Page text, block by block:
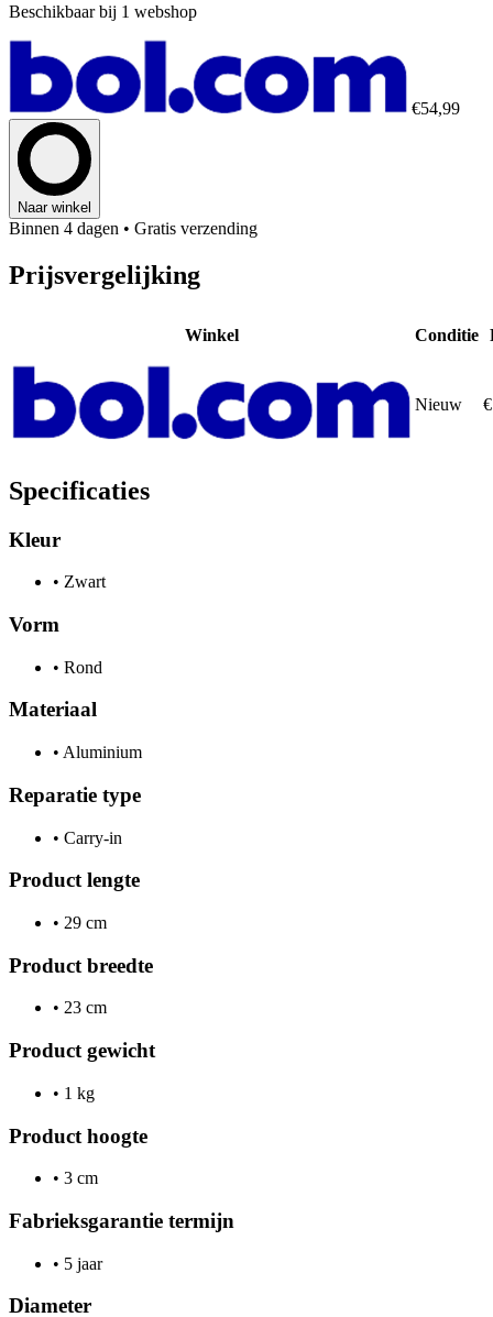
Beschikbaar bij 1 webshop
€54,99
Naar winkel
Binnen 4 dagen • Gratis verzending
Prijsvergelijking
Winkel Conditie
Nieuw
Specificaties
Kleur
• Zwart
Vorm
• Rond
Materiaal
• Aluminium
Reparatie type
• Carry-in
Product lengte
• 29 cm
Product breedte
• 23 cm
Product gewicht
• 1 kg
Product hoogte
• 3 cm
Fabrieksgarantie termijn
• 5 jaar
Diameter